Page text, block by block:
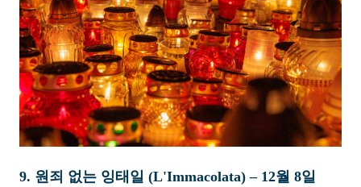
9. 원죄 없는 잉태일 (L'Immacolata) – 12월 8일